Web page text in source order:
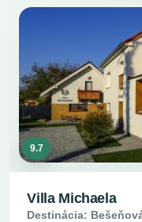
9.7
Villa Michaela
Destinácia: